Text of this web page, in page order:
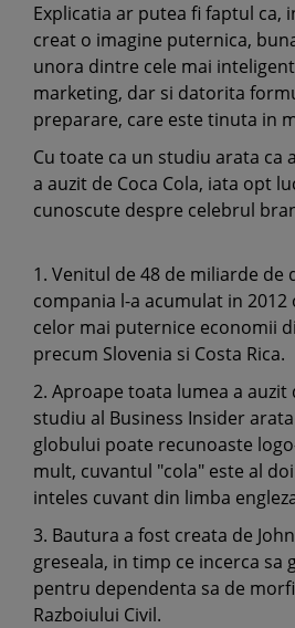
Explicatia ar putea fi faptul ca,
creat o imagine puternica,
unora dintre cele mai
marketing, dar si datorita
preparare, care este tinuta in
Cu toate ca un studiu arata ca
a auzit de Coca Cola, iata opt
cunoscute despre celebrul
1. Venitul de 48 de miliarde de
compania l-a acumulat in 2012
celor mai puternice economii
precum Slovenia si Costa Rica.
2. Aproape toata lumea a auzit
studiu al Business Insider
globului poate recunoaste
mult, cuvantul "cola" este al
inteles cuvant din limba
3. Bautura a fost creata de
greseala, in timp ce incerca sa
pentru dependenta sa de
Razboiului Civil.